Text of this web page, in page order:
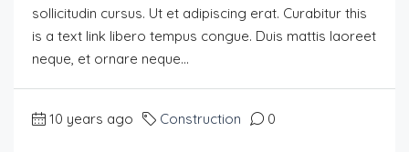
sollicitudin cursus. Ut et adipiscing erat. Curabitur this
is a text link libero tempus congue. Duis mattis laoreet
neque, et ornare neque...
10 years ago Construction 0